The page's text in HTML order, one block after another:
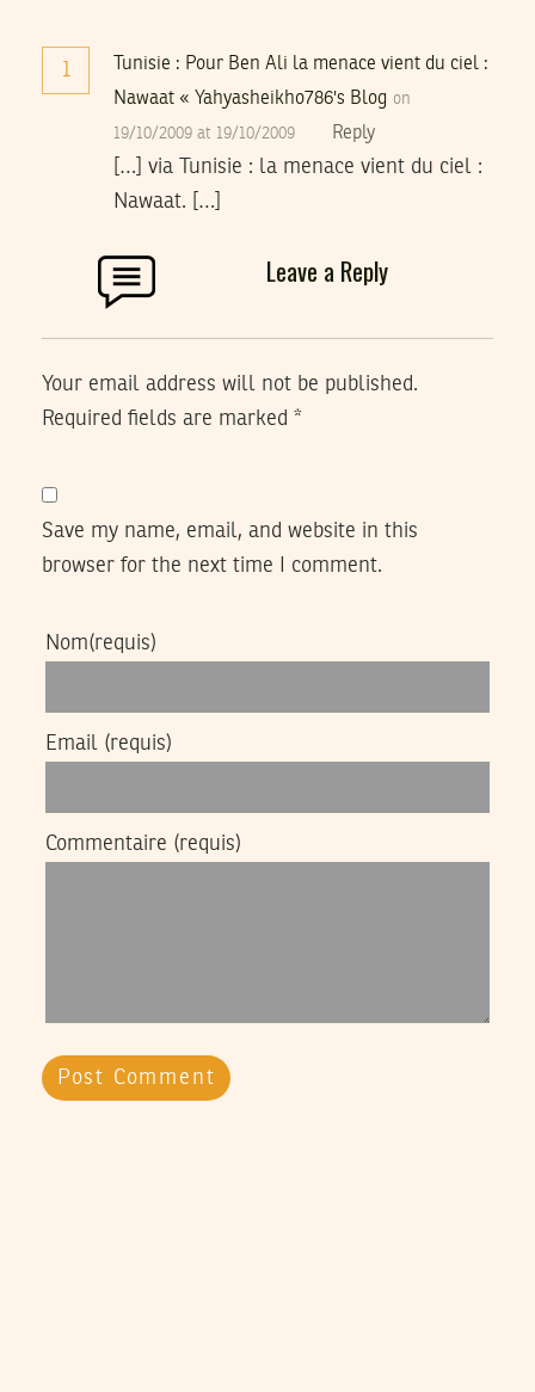
1
Tunisie : Pour Ben Ali la menace vient du ciel :
Nawaat « Yahyasheikho786's Blog on
19/10/2009 at 19/10/2009 Reply
[…] via Tunisie : la menace vient du ciel :
Nawaat. […]
Leave a Reply
Your email address will not be published.
Required fields are marked *
Save my name, email, and website in this
browser for the next time I comment.
Nom(requis)
Email (requis)
Commentaire (requis)